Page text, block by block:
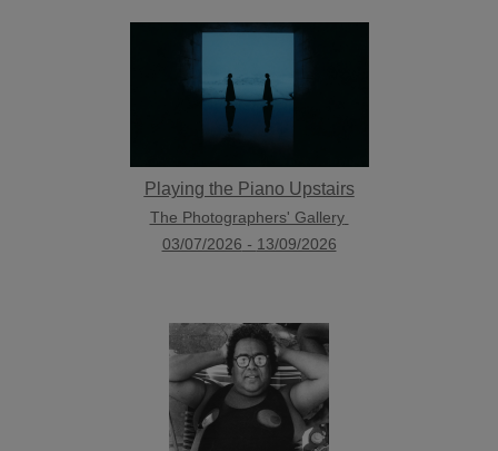
Playing the Piano Upstairs
The Photographers' Gallery
03/07/2026 - 13/09/2026